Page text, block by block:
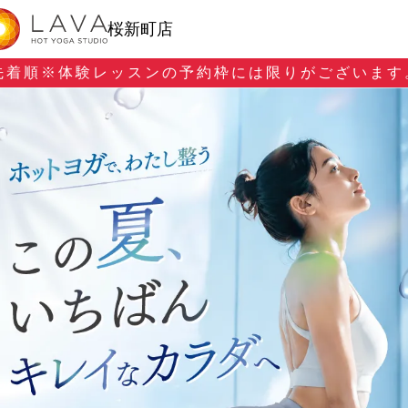
桜新町店
順※ 体験レッスンの予約枠には限りがございます